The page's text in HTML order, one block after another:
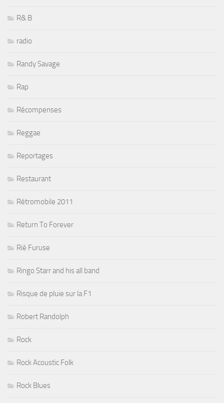
R& B
radio
Randy Savage
Rap
Récompenses
Reggae
Reportages
Restaurant
Rétromobile 2011
Return To Forever
Rié Furuse
Ringo Starr and his all band
Risque de pluie sur la F1
Robert Randolph
Rock
Rock Acoustic Folk
Rock Blues